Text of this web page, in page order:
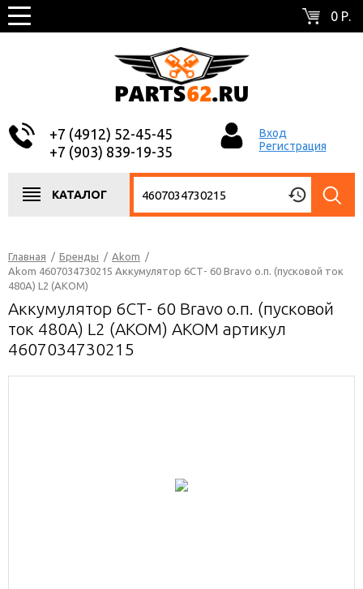
0 Р.
+7 (4912) 52-45-45
+7 (903) 839-19-35
Вход
Регистрация
КАТАЛОГ
Главная / Бренды / Akom /
Akom 4607034730215 Аккумулятор 6СТ- 60 Bravo о.п. (пусковой ток
480А) L2 (AKOM)
Аккумулятор 6СТ- 60 Bravo о.п. (пусковой
ток 480А) L2 (AKOM) AKOM артикул
4607034730215